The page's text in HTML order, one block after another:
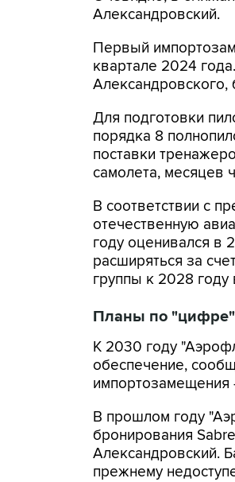
Александровский.
Первый
квартале 2024
Для подготовки
порядка 8
поставки
самолета, месяцев
В соответствии с
отечественную
году оценивался в
расширяться за
группы к 2028
Планы по "цифре"
К 2030 году
обеспечение,
импортозамещения
В прошлом году
бронирования
Александровский.
прежнему